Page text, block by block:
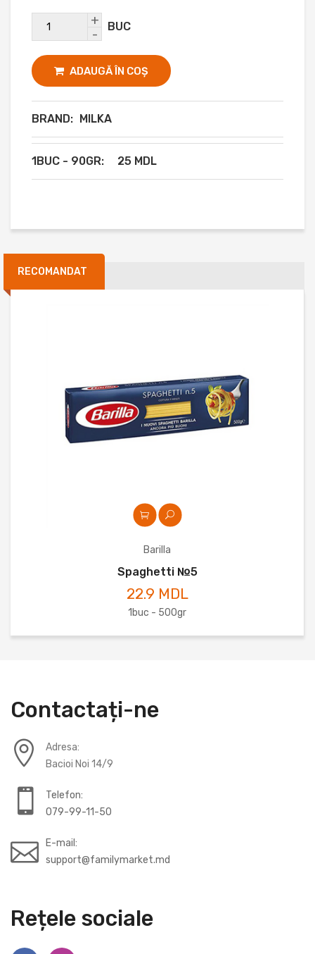
+
-
BUC
ADAUGĂ ÎN COȘ
BRAND: MILKA
1BUC - 90GR: 25 MDL
RECOMANDAT
Barilla
Spaghetti №5
22.9 MDL
1buc - 500gr
Rețele sociale
Contactați-ne
Adresa:
Bacioi Noi 14/9
Telefon:
079-99-11-50
E-mail:
support@familymarket.md